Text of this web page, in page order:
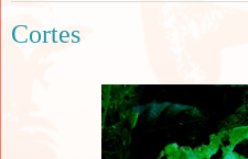
Cortes